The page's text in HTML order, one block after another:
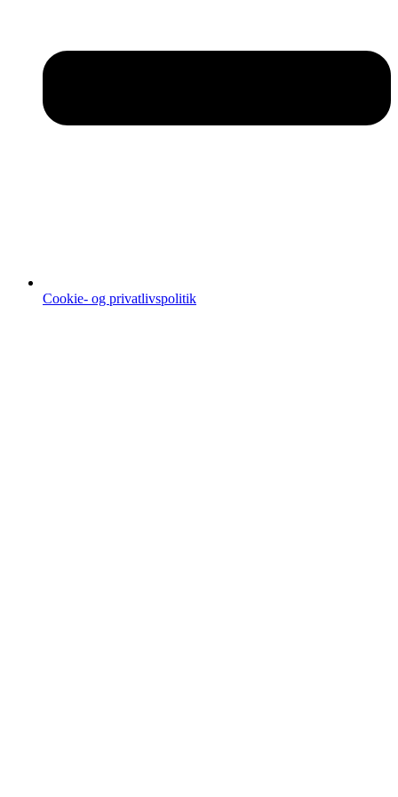
Cookie- og privatlivspolitik